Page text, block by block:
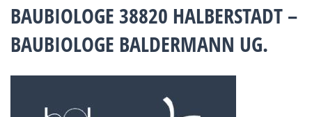
BAUBIOLOGE 38820 HALBERSTADT –
BAUBIOLOGE BALDERMANN UG.